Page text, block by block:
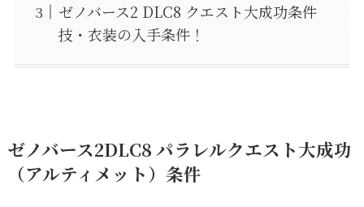
ゼノバース2 DLC8 クエスト大成功条件
技・衣装の入手条件！
ゼノバース2DLC8 パラレルクエスト大成功
（アルティメット）条件